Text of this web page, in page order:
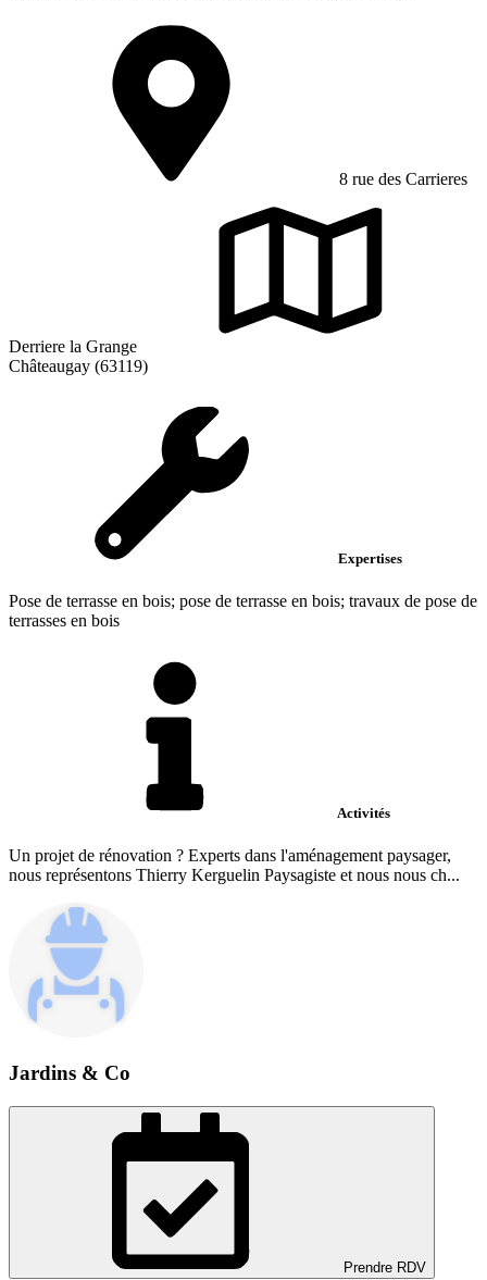
8 rue des Carrieres
Derriere la Grange
Châteaugay (63119)
Expertises
Pose de terrasse en bois; pose de terrasse en bois; travaux de pose de
terrasses en bois
Activités
Un projet de rénovation ? Experts dans l'aménagement paysager,
nous représentons Thierry Kerguelin Paysagiste et nous nous ch...
Jardins & Co
Prendre RDV